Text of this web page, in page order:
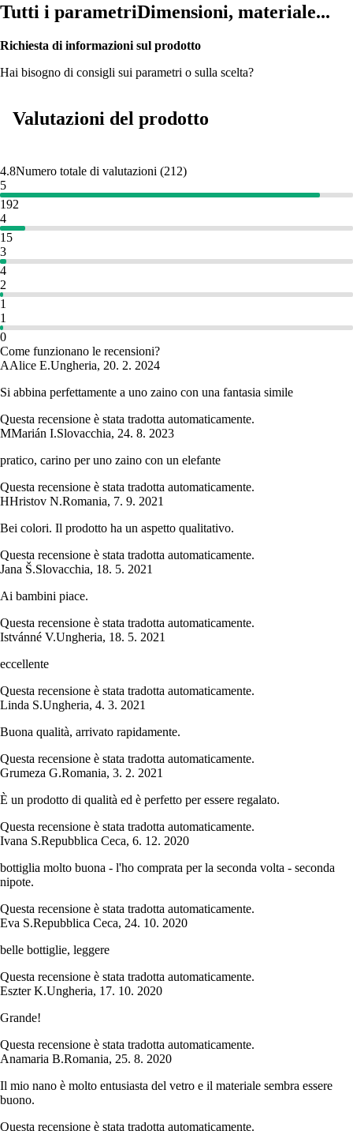
Tutti i parametriDimensioni, materiale...
Richiesta di informazioni sul prodotto
Hai bisogno di consigli sui parametri o sulla scelta?
Valutazioni del prodotto
4.8Numero totale di valutazioni (212)
5
192
4
15
3
4
2
1
1
0
Come funzionano le recensioni?
AAlice E.Ungheria, 20. 2. 2024
Si abbina perfettamente a uno zaino con una fantasia simile
Questa recensione è stata tradotta automaticamente.
MMarián I.Slovacchia, 24. 8. 2023
pratico, carino per uno zaino con un elefante
Questa recensione è stata tradotta automaticamente.
HHristov N.Romania, 7. 9. 2021
Bei colori. Il prodotto ha un aspetto qualitativo.
Questa recensione è stata tradotta automaticamente.
Jana Š.Slovacchia, 18. 5. 2021
Ai bambini piace.
Questa recensione è stata tradotta automaticamente.
Istvánné V.Ungheria, 18. 5. 2021
eccellente
Questa recensione è stata tradotta automaticamente.
Linda S.Ungheria, 4. 3. 2021
Buona qualità, arrivato rapidamente.
Questa recensione è stata tradotta automaticamente.
Grumeza G.Romania, 3. 2. 2021
È un prodotto di qualità ed è perfetto per essere regalato.
Questa recensione è stata tradotta automaticamente.
Ivana S.Repubblica Ceca, 6. 12. 2020
bottiglia molto buona - l'ho comprata per la seconda volta - seconda
nipote.
Questa recensione è stata tradotta automaticamente.
Eva S.Repubblica Ceca, 24. 10. 2020
belle bottiglie, leggere
Questa recensione è stata tradotta automaticamente.
Eszter K.Ungheria, 17. 10. 2020
Grande!
Questa recensione è stata tradotta automaticamente.
Anamaria B.Romania, 25. 8. 2020
Il mio nano è molto entusiasta del vetro e il materiale sembra essere
buono.
Questa recensione è stata tradotta automaticamente.